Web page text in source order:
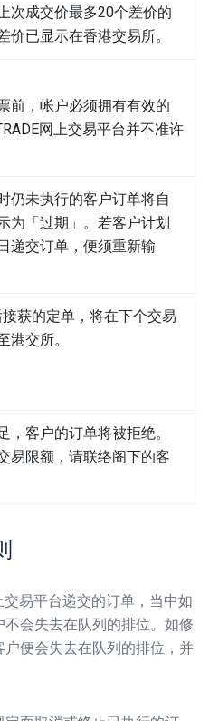
次成交价最多20个差价的
价已显示在香港交易所。
前，帐户必须拥有有效的
网上交易平台并不准许
仍未执行的客户订单将自
为「过期」。若客户计划
递交订单，便须重新输
获的定单，将在下个交易
港交所。
，客户的订单将被拒绝。
易限额，请联络阁下的客
交易平台递交的订单，当中如
会失去在队列的排位。如修
便会失去在队列的排位，并